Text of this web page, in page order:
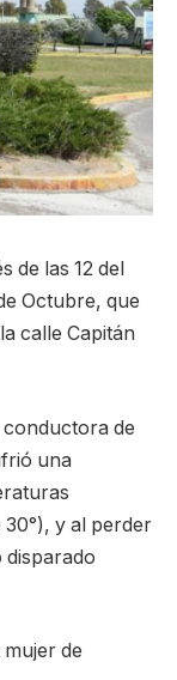
de las 12 del
Octubre, que
calle Capitán
de
una
30°), y al perder
de